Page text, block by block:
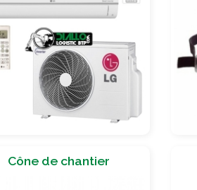
Cône de chantier